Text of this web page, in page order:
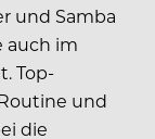
und Samba
auch im
Top-
und
die